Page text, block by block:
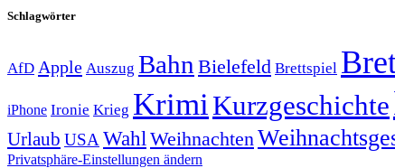
Schlagwörter
AfD Apple Auszug Bahn Bielefeld Brettspiel
iPhone Ironie Krieg KrimiKurzgeschichte
Urlaub USA Wahl Weihnachten
Privatsphäre-Einstellungen ändern